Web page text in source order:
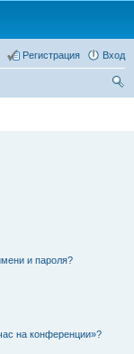
Вход
Регистрация
и пароля?
на конференции»?